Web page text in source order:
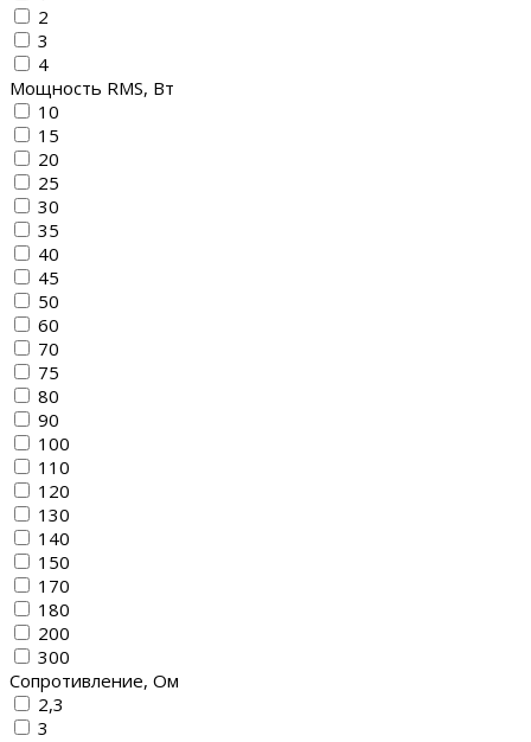
2
3
4
Мощность RMS, Вт
10
15
20
25
30
35
40
45
50
60
70
75
80
90
100
110
120
130
140
150
170
180
200
300
Сопротивление, Ом
2,3
3